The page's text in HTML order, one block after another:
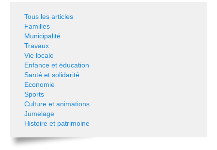
Tous les articles
Familles
Municipalité
Travaux
Vie locale
Enfance et éducation
Santé et solidarité
Economie
Sports
Culture et animations
Jumelage
Histoire et patrimoine